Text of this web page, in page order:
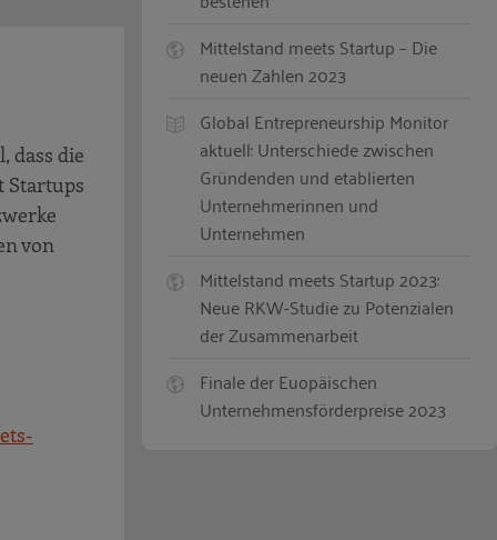
dass die
Startups
von
Mittelstand meets Startup – Die
neuen Zahlen 2023
Global Entrepreneurship Monitor
aktuell: Unterschiede zwischen
Gründenden und etablierten
Unternehmerinnen und
Unternehmen
Mittelstand meets Startup 2023:
Neue RKW-Studie zu Potenzialen
der Zusammenarbeit
Finale der Euopäischen
Unternehmensförderpreise 2023